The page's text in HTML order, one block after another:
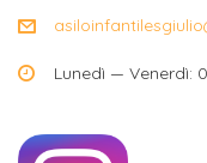
Lunedì — Venerdì: